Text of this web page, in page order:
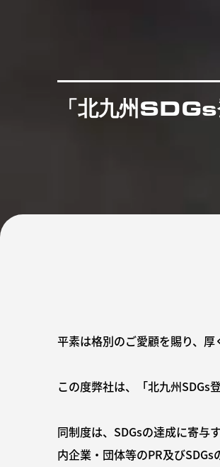
「北九州SDGs
平素は格別のご愛顧を賜り、厚
この度弊社は、「北九州SDGs
同制度は、SDGsの達成に寄与
内企業・団体等のPR及びSDGs